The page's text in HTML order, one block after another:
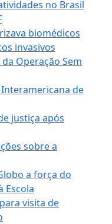
no Brasil
biomédicos
invasivos
Operação Sem
de
justiça após
sobre a
a força do
Escola
visita de